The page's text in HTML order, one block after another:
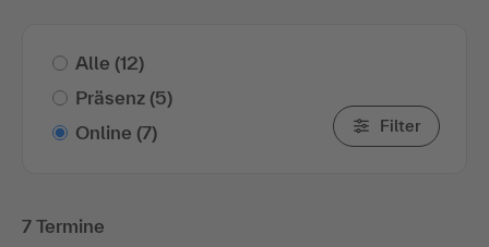
Alle (12)
Präsenz (5)
Online (7) Filter
7 Termine